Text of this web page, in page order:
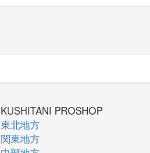
KUSHITANI PROSHOP
東北地方
関東地方